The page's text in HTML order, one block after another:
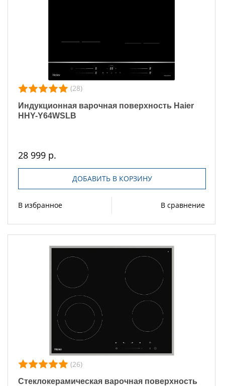
(28)
Индукционная варочная поверхность Haier
HHY-Y64WSLB
28 999 р.
ДОБАВИТЬ В КОРЗИНУ
В избранное В сравнение
(26)
Стеклокерамическая варочная поверхность